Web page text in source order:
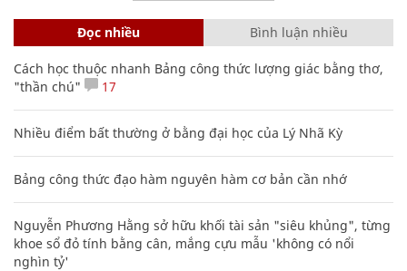
Đọc nhiều Bình luận nhiều
Cách học thuộc nhanh Bảng công thức lượng giác bằng thơ,
"thần chú"
17
Nhiều điểm bất thường ở bằng đại học của Lý Nhã Kỳ
Bảng công thức đạo hàm nguyên hàm cơ bản cần nhớ
Nguyễn Phương Hằng sở hữu khối tài sản "siêu khủng", từng
khoe sổ đỏ tính bằng cân, mắng cựu mẫu 'không có nổi
nghìn tỷ'